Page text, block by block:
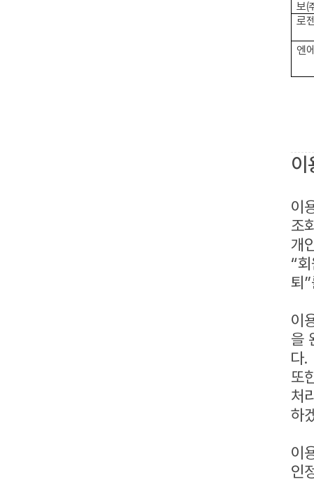
보
로
엔
이
이
조
개
“
퇴
이
을
다.
또
처
하
이
인